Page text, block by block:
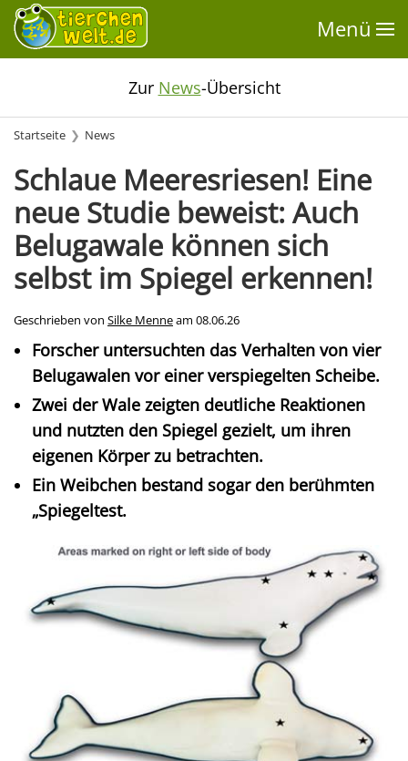
Menü
Zur News-Übersicht
Startseite News
Schlaue Meeresriesen! Eine
neue Studie beweist: Auch
Belugawale können sich
selbst im Spiegel erkennen!
Geschrieben von Silke Menneam 08.06.26
Forscher untersuchten das Verhalten von vier
Belugawalen vor einer verspiegelten Scheibe.
Zwei der Wale zeigten deutliche Reaktionen
und nutzten den Spiegel gezielt, um ihren
eigenen Körper zu betrachten.
Ein Weibchen bestand sogar den berühmten
„Spiegeltest.